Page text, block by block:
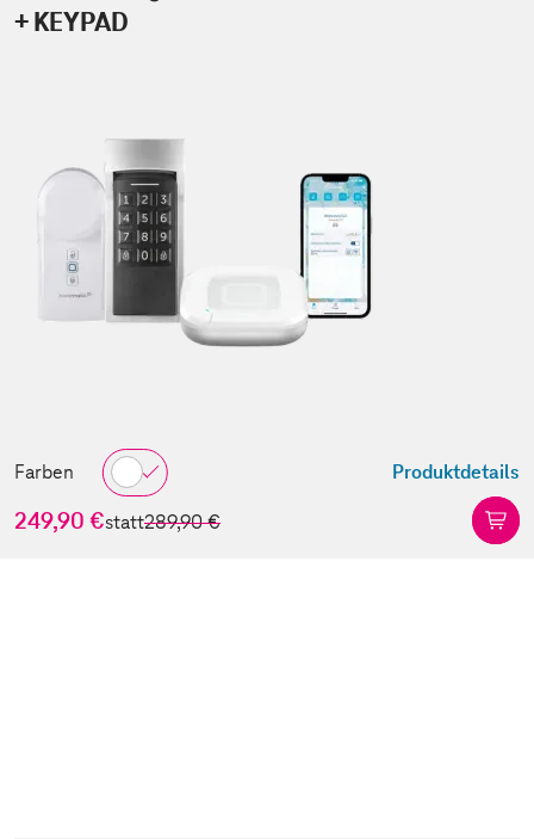
+ KEYPAD
Farben Produktdetails
249,90 €statt289,90 €